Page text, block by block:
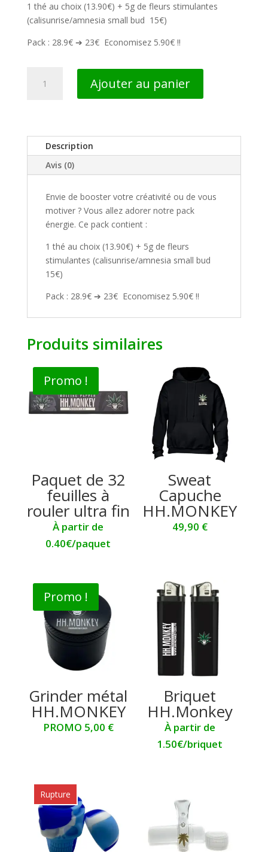
1 thé au choix (13.90€) + 5g de fleurs stimulantes
(calisunrise/amnesia small bud 15€)
Pack : 28.9€ ➔ 23€ Economisez 5.90€ !!
Ajouter au panier
Description
Avis (0)
Envie de booster votre créativité ou de vous
motiver ? Vous allez adorer notre pack
énergie. Ce pack contient :
1 thé au choix (13.90€) + 5g de fleurs
stimulantes (calisunrise/amnesia small bud
15€)
Pack : 28.9€ ➔ 23€ Economisez 5.90€ !!
Produits similaires
Promo !
Paquet de 32
feuilles à
rouler ultra fin
À partir de
0.40€/paquet
Sweat
Capuche
HH.MONKEY
49,90 €
Promo !
Grinder métal
HH.MONKEY
PROMO 5,00 €
Briquet
HH.Monkey
À partir de
1.50€/briquet
Rupture